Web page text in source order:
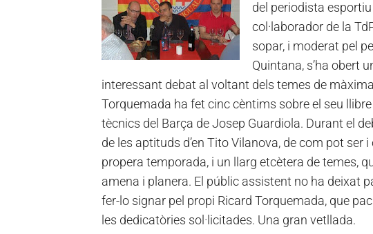
del periodista
col·laborador de la
sopar, i moderat pel
Quintana, s’ha obert
interessant debat al voltant dels temes de
Torquemada ha fet cinc cèntims sobre el seu
tècnics del Barça de Josep Guardiola. Durant el
de les aptituds d’en Tito Vilanova, de com pot
propera temporada, i un llarg etcètera de temes,
amena i planera. El públic assistent no ha deixat
fer-lo signar pel propi Ricard Torquemada, que
les dedicatòries sol·licitades. Una gran vetllada.